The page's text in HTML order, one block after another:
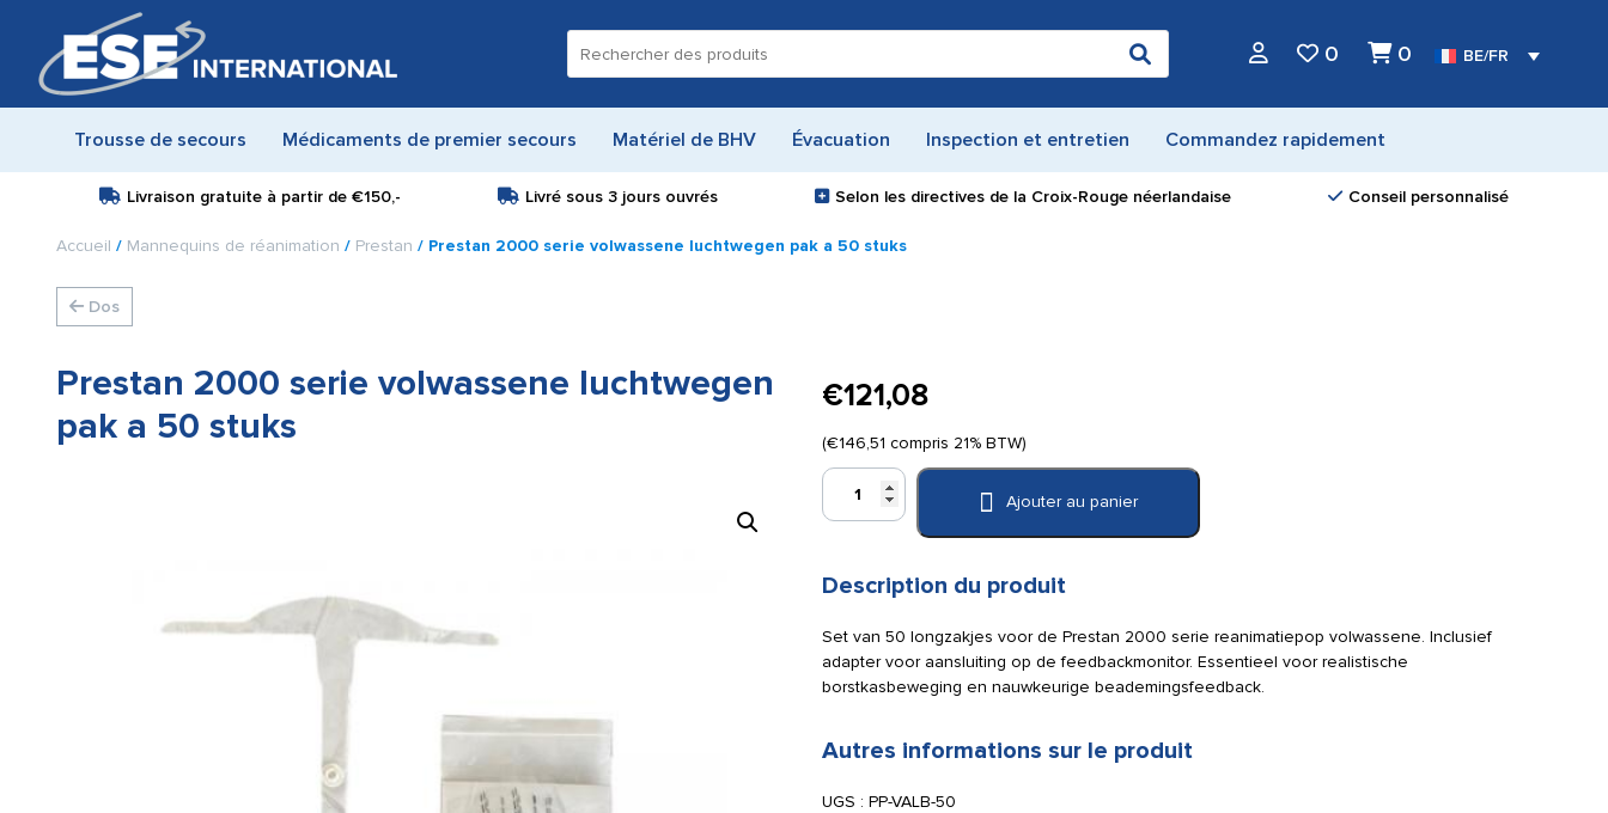
pour :
0 0 BE/FR
Trousse de secours Médicaments de premier secours Matériel de BHV Évacuation Inspection et entretien Commandez rapidement
Livraison gratuite à partir de €150,- Livré sous 3 jours ouvrés Selon les directives de la Croix-Rouge néerlandaise Conseil personnalisé
Accueil / Mannequins de réanimation / Prestan / Prestan 2000 serie volwassene luchtwegen pak a 50 stuks
Dos
Prestan 2000 serie volwassene luchtwegen
pak a 50 stuks
€121,08
(€146,51 compris 21% BTW)
quantité
serie
volwassene
luchtwegen
pak
a
Ajouter au panier
Description du produit
Set van 50 longzakjes voor de Prestan 2000 serie reanimatiepop volwassene. Inclusief
adapter voor aansluiting op de feedbackmonitor. Essentieel voor realistische
borstkasbeweging en nauwkeurige beademingsfeedback.
Autres informations sur le produit
UGS : PP-VALB-50